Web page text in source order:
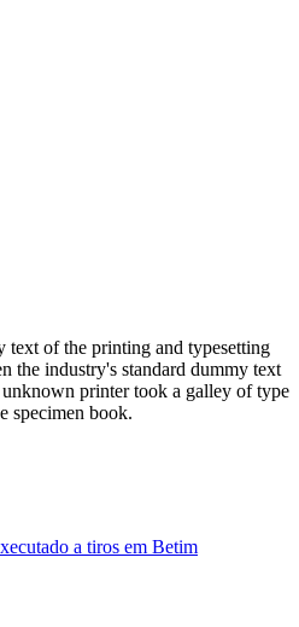
of the printing and typesetting
the industry's standard dummy text
printer took a galley of type
specimen book.